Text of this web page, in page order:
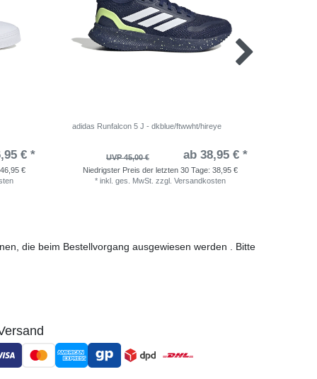
€ *
46,95 €
adidas Runfalcon 5 J - dkblue/ftwwht/hireye
UVP 45,00 € ab 38,95 € *
Niedrigster Preis der letzten 30 Tage: 38,95 €
* inkl. ges. MwSt. zzgl. Versandkosten
die beim Bestellvorgang ausgewiesen werden . Bitte